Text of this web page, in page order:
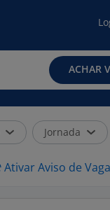
ACHAR
Jornada
Ativar Aviso de